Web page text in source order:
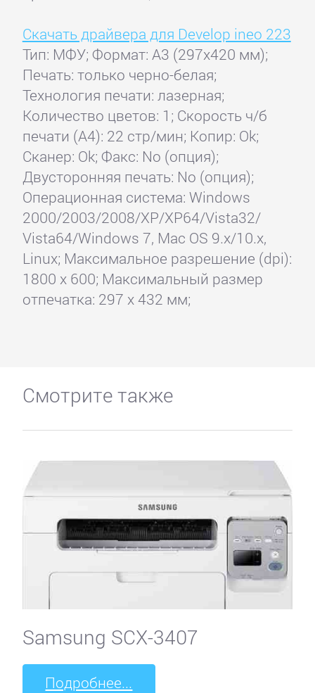
Скачать драйвера для Develop ineo 223
Тип: МФУ; Формат: A3 (297x420 мм);
Печать: только черно-белая;
Технология печати: лазерная;
Количество цветов: 1; Скорость ч/б
печати (А4): 22 стр/мин; Копир: Ok;
Сканер: Ok; Факс: No (опция);
Двусторонняя печать: No (опция);
Операционная система: Windows
2000/2003/2008/XP/XP64/Vista32/
Vista64/Windows 7, Mac OS 9.x/10.x,
Linux; Максимальное разрешение (dpi):
1800 x 600; Максимальный размер
отпечатка: 297 x 432 мм;
Смотрите также
Samsung SCX-3407
Подробнее...